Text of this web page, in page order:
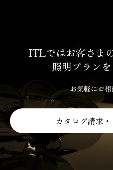
ITLではお客さま
照明プラン
お気軽にご
カタログ請求